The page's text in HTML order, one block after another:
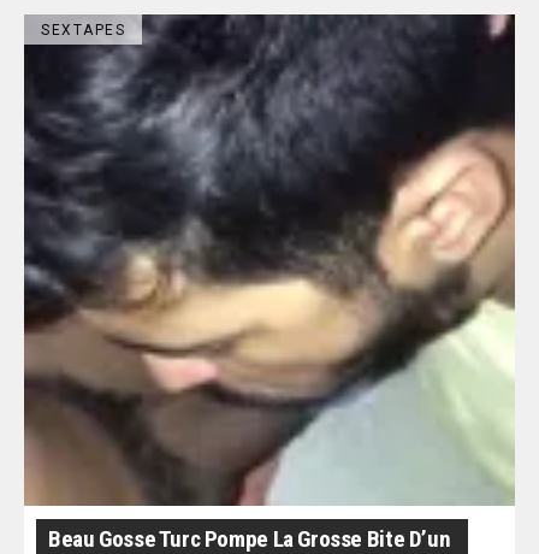
SEXTAPES
Beau Gosse Turc Pompe La Grosse Bite D’un